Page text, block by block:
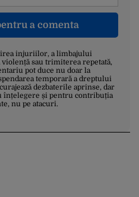
a comenta
injuriilor, a limbajului
sau trimiterea repetată,
pot duce nu doar la
temporară a dreptului
dezbaterile aprinse, dar
înțelegere și pentru contribuția
nu pe atacuri.